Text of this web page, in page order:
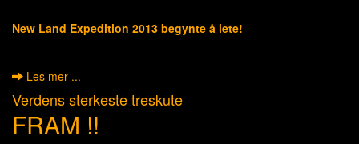
New Land Expedition 2013 begynte å lete!
Les mer ...
Verdens sterkeste treskute
FRAM !!